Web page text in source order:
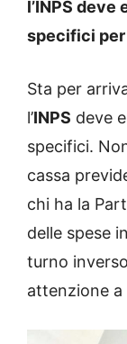
l’INPS
specifici per
Sta per
l’INPS deve
specifici.
cassa
chi ha la
delle spese
turno
attenzione